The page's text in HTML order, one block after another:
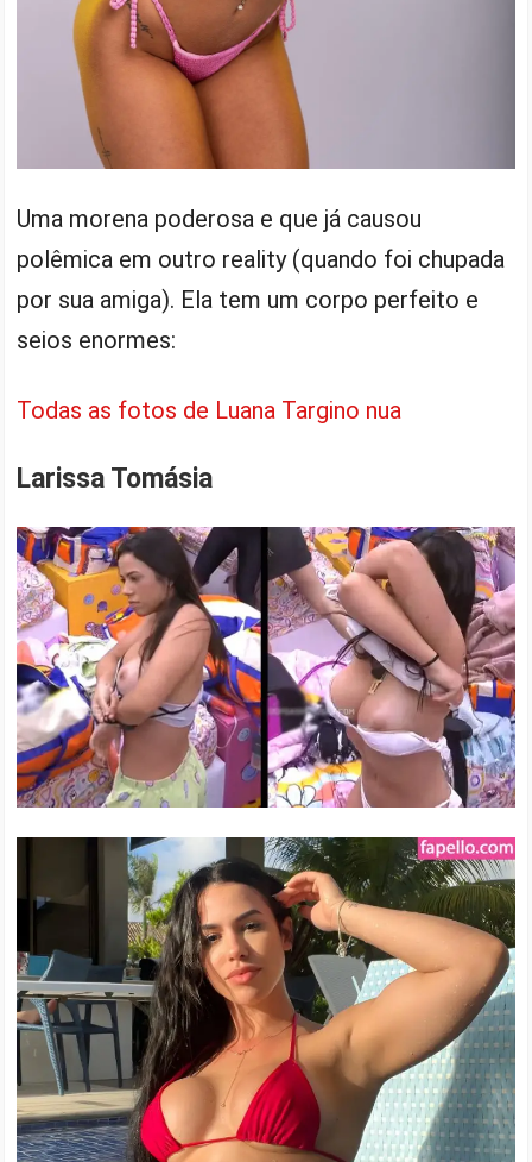
Uma morena poderosa e que já causou
polêmica em outro reality (quando foi chupada
por sua amiga). Ela tem um corpo perfeito e
seios enormes:
Todas as fotos de Luana Targino nua
Larissa Tomásia